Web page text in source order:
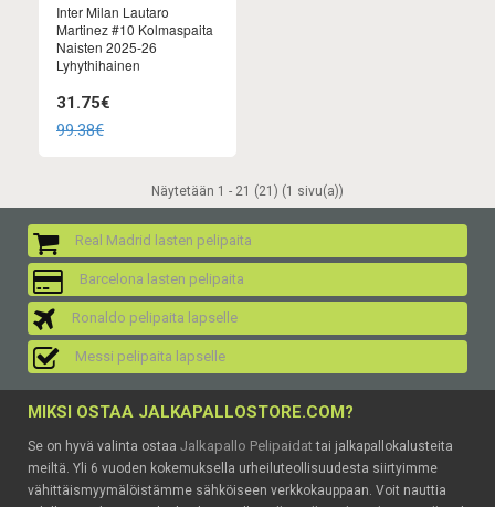
Inter Milan Lautaro
Martinez #10 Kolmaspaita
Naisten 2025-26
Lyhythihainen
31.75€
99.38€
Näytetään 1 - 21 (21) (1 sivu(a))
Real Madrid lasten pelipaita
Barcelona lasten pelipaita
Ronaldo pelipaita lapselle
Messi pelipaita lapselle
MIKSI OSTAA JALKAPALLOSTORE.COM?
Se on hyvä valinta ostaa Jalkapallo Pelipaidattai jalkapallokalusteita
meiltä. Yli 6 vuoden kokemuksella urheiluteollisuudesta siirtyimme
vähittäismyymälöistämme sähköiseen verkkokauppaan. Voit nauttia